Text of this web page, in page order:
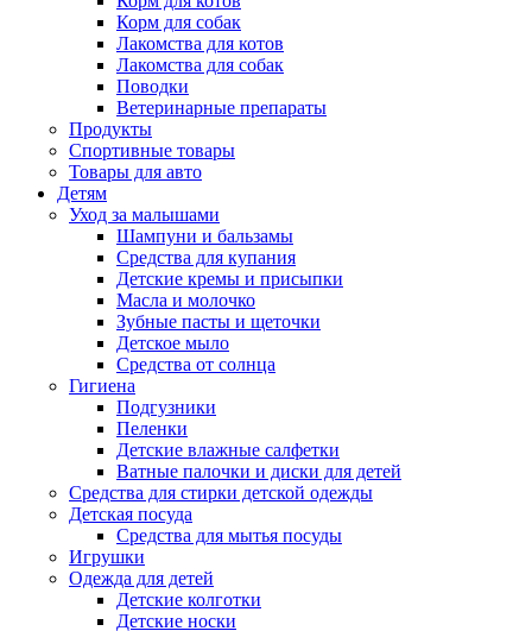
Корм для собак
Лакомства для котов
Лакомства для собак
Поводки
Ветеринарные препараты
Продукты
Спортивные товары
Товары для авто
Детям
Уход за малышами
Шампуни и бальзамы
Средства для купания
Детские кремы и присыпки
Масла и молочко
Зубные пасты и щеточки
Детское мыло
Средства от солнца
Гигиена
Подгузники
Пеленки
Детские влажные салфетки
Ватные палочки и диски для детей
Средства для стирки детской одежды
Детская посуда
Средства для мытья посуды
Игрушки
Одежда для детей
Детские колготки
Детские носки